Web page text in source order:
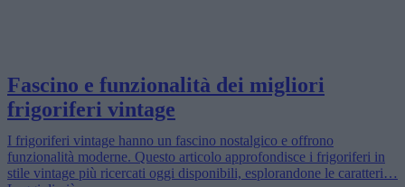
Fascino e funzionalità dei migliori
frigoriferi vintage
I frigoriferi vintage hanno un fascino nostalgico e offrono
funzionalità moderne. Questo articolo approfondisce i frigoriferi in
stile vintage più ricercati oggi disponibili, esplorandone le caratteri…